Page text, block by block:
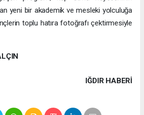
yeni bir akademik ve mesleki yolculuğa
toplu hatıra fotoğrafı çektirmesiyle
IĞDIR HABERİ